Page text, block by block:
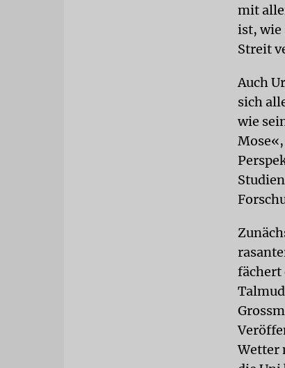
mit
ist, wie
Streit
Auch
sich
wie
fächert
Wetter